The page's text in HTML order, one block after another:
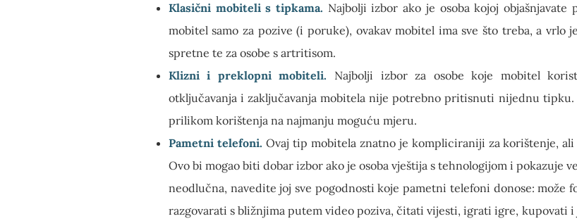
Klasični mobiteli s tipkama. Najbolji izbor ako je osoba kojoj
mobitel samo za pozive (i poruke), ovakav mobitel ima sve što treba, a vrlo
spretne te za osobe s artritisom.
Klizni i preklopni mobiteli. Najbolji izbor za osobe koje mobitel
otključavanja i zaključavanja mobitela nije potrebno pritisnuti nijednu
prilikom korištenja na najmanju moguću mjeru.
Pametni telefoni. Ovaj tip mobitela znatno je kompliciraniji za korištenje,
Ovo bi mogao biti dobar izbor ako je osoba vještija s tehnologijom i pokazuje
neodlučna, navedite joj sve pogodnosti koje pametni telefoni donose:
razgovarati s bližnjima putem video poziva, čitati vijesti, igrati igre, kupovati i